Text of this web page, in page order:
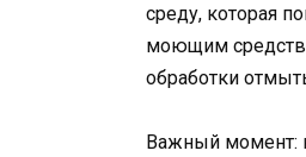
среду, которая
моющим
обработки
Важный момент: